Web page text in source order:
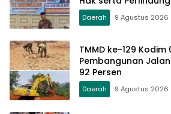
Daerah 9 Agustus 2026
TMMD ke-129
Pembangunan
92 Persen
Daerah 9 Agustus 2026